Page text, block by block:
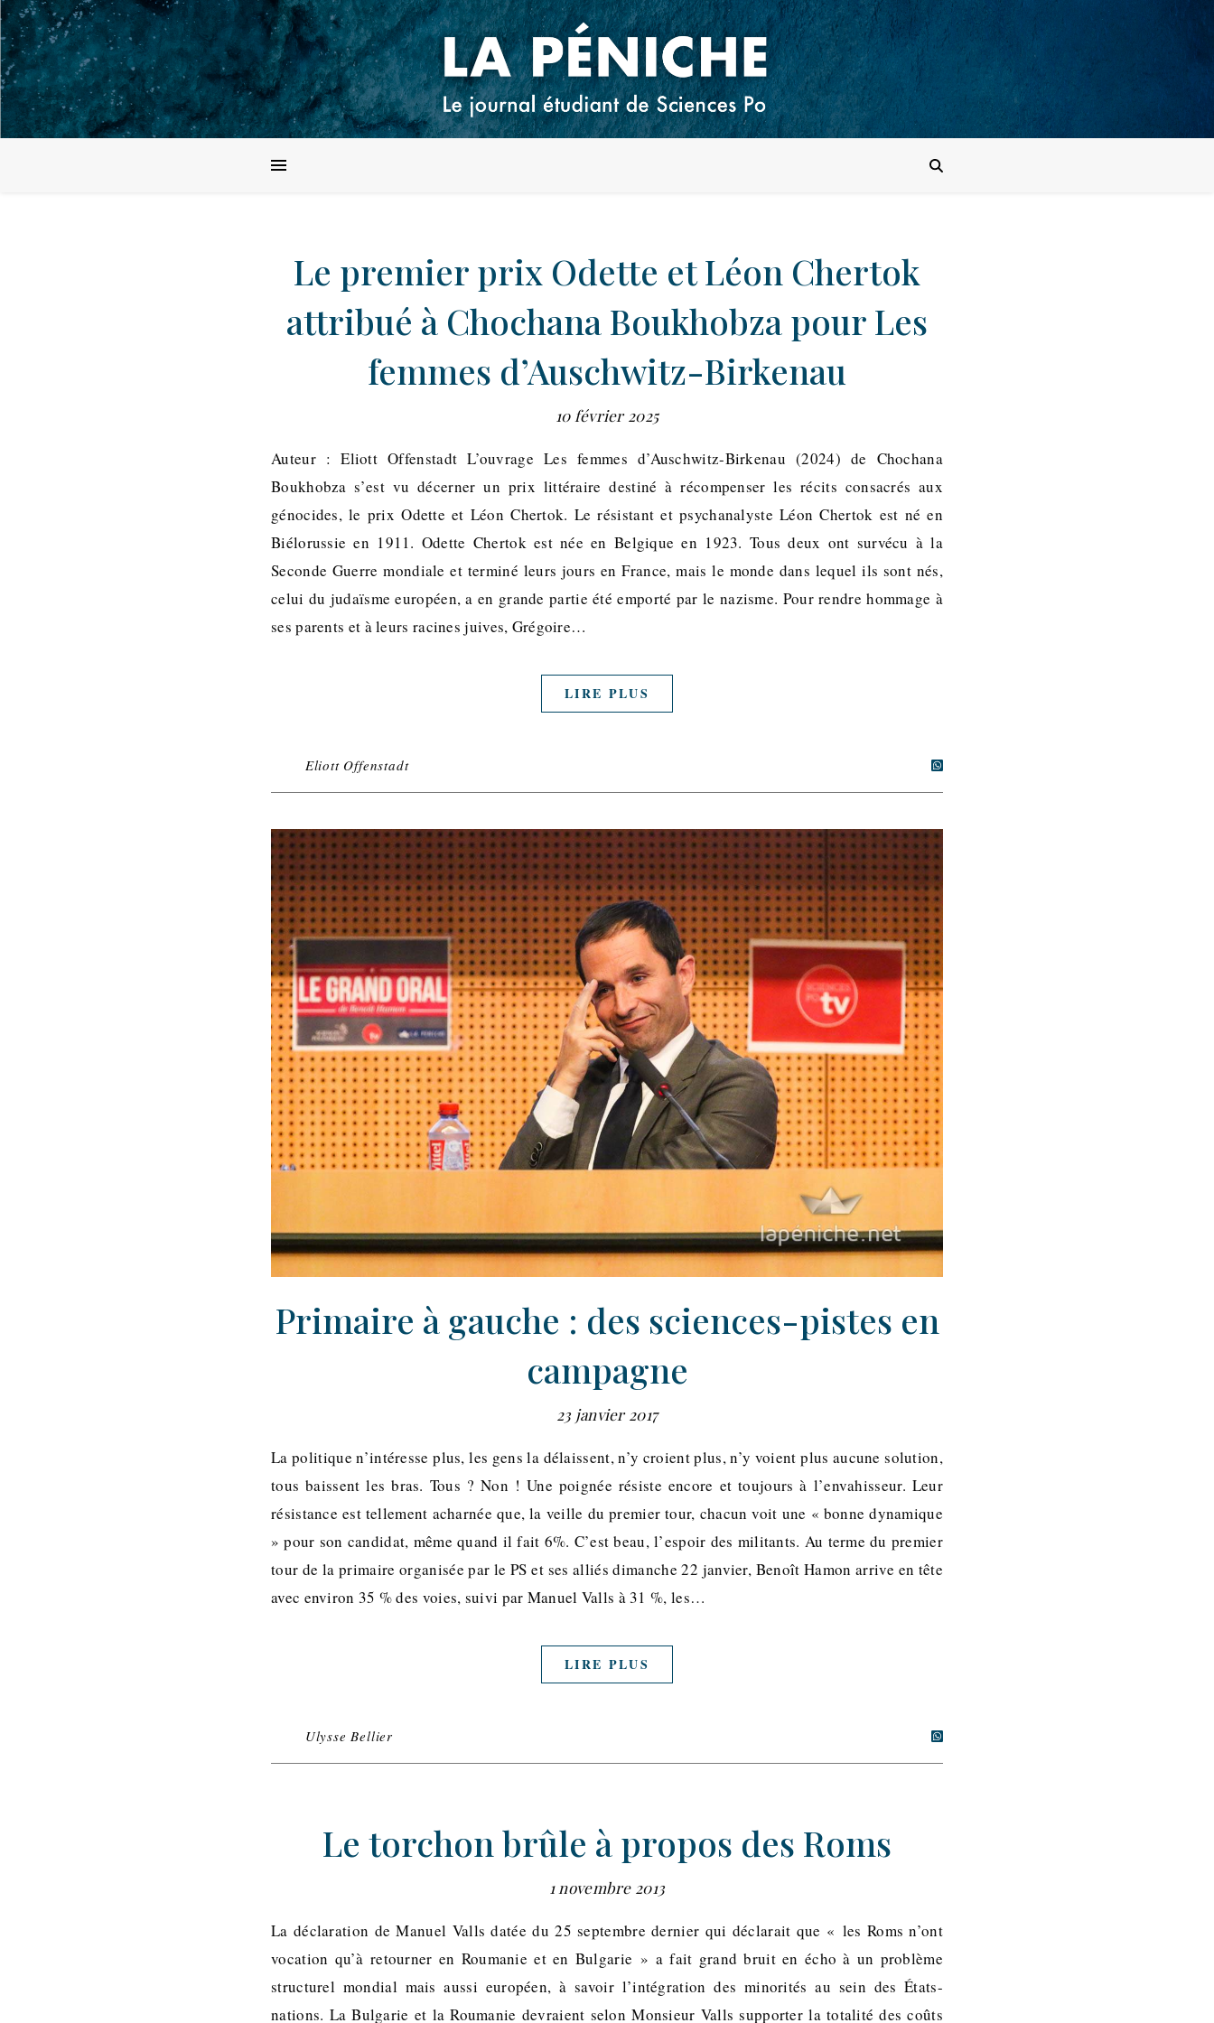
Le premier prix Odette et Léon Chertok
attribué à Chochana Boukhobza pour Les
femmes d’Auschwitz-Birkenau
10 février 2025
Auteur : Eliott Offenstadt L’ouvrage Les femmes d’Auschwitz-Birkenau (2024) de Chochana
Boukhobza s’est vu décerner un prix littéraire destiné à récompenser les récits consacrés aux
génocides, le prix Odette et Léon Chertok. Le résistant et psychanalyste Léon Chertok est né en
Biélorussie en 1911. Odette Chertok est née en Belgique en 1923. Tous deux ont survécu à la
Seconde Guerre mondiale et terminé leurs jours en France, mais le monde dans lequel ils sont nés,
celui du judaïsme européen, a en grande partie été emporté par le nazisme. Pour rendre hommage à
ses parents et à leurs racines juives, Grégoire…
LIRE PLUS
Eliott Offenstadt
Primaire à gauche : des sciences-pistes en
campagne
23 janvier 2017
La politique n’intéresse plus, les gens la délaissent, n’y croient plus, n’y voient plus aucune solution,
tous baissent les bras. Tous ? Non ! Une poignée résiste encore et toujours à l’envahisseur. Leur
résistance est tellement acharnée que, la veille du premier tour, chacun voit une « bonne dynamique
» pour son candidat, même quand il fait 6%. C’est beau, l’espoir des militants. Au terme du premier
tour de la primaire organisée par le PS et ses alliés dimanche 22 janvier, Benoît Hamon arrive en tête
avec environ 35 % des voies, suivi par Manuel Valls à 31 %, les…
LIRE PLUS
Ulysse Bellier
Le torchon brûle à propos des Roms
1 novembre 2013
La déclaration de Manuel Valls datée du 25 septembre dernier qui déclarait que « les Roms n’ont
vocation qu’à retourner en Roumanie et en Bulgarie » a fait grand bruit en écho à un problème
structurel mondial mais aussi européen, à savoir l’intégration des minorités au sein des États-
nations. La Bulgarie et la Roumanie devraient selon Monsieur Valls supporter la totalité des coûts